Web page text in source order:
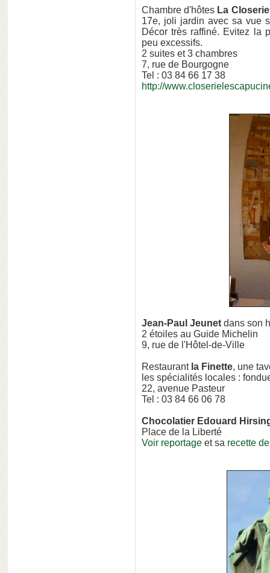
Chambre d'hôtes La
17e, joli jardin avec sa vue
Décor très raffiné. Evitez la
peu excessifs.
2 suites et 3 chambres
7, rue de Bourgogne
Tel : 03 84 66 17 38
http://
Jean-Paul Jeunet dans son
2 étoiles au Guide Michelin
9, rue de l'Hôtel-de-Ville
Restaurant la Finette, une
les spécialités locales :
22, avenue Pasteur
Tel : 03 84 66 06 78
Chocolatier Edouard
Place de la Liberté
Voir reportage et sa recette